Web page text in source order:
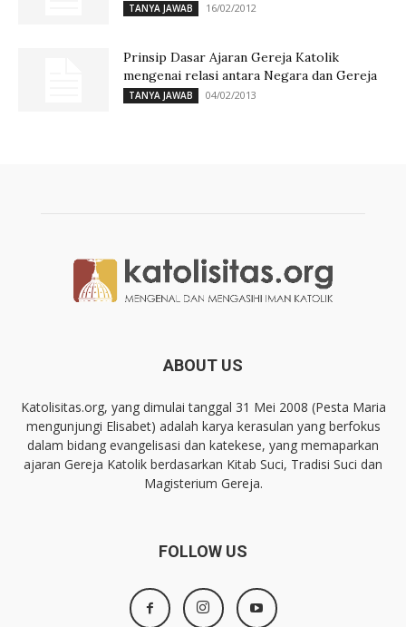
TANYA JAWAB 16/02/2012
Prinsip Dasar Ajaran Gereja Katolik
mengenai relasi antara Negara dan Gereja
TANYA JAWAB 04/02/2013
ABOUT US
Katolisitas.org, yang dimulai tanggal 31 Mei 2008 (Pesta Maria
mengunjungi Elisabet) adalah karya kerasulan yang berfokus
dalam bidang evangelisasi dan katekese, yang memaparkan
ajaran Gereja Katolik berdasarkan Kitab Suci, Tradisi Suci dan
Magisterium Gereja.
FOLLOW US